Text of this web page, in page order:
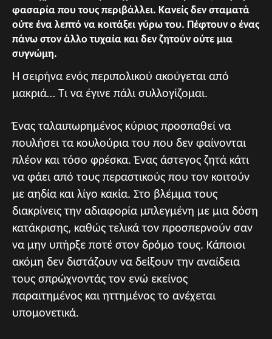
φασαρία που τους περιβάλλει. Κανείς δεν σταματά
ούτε ένα λεπτό να κοιτάξει γύρω του. Πέφτουν ο ένας
πάνω στον άλλο τυχαία και δεν ζητούν ούτε μια
συγνώμη.
Η σειρήνα ενός περιπολικού ακούγεται από
μακριά… Τι να έγινε πάλι συλλογίζομαι.
Ένας ταλαιπωρημένος κύριος προσπαθεί να
πουλήσει τα κουλούρια του που δεν φαίνονται
πλέον και τόσο φρέσκα. Ένας άστεγος ζητά κάτι
να φάει από τους περαστικούς που τον κοιτούν
με αηδία και λίγο κακία. Στο βλέμμα τους
διακρίνεις την αδιαφορία μπλεγμένη με μια δόση
κατάκρισης, καθώς τελικά τον προσπερνούν σαν
να μην υπήρξε ποτέ στον δρόμο τους. Κάποιοι
ακόμη δεν διστάζουν να δείξουν την αναίδεια
τους σπρώχνοντάς τον ενώ εκείνος
παραιτημένος και ηττημένος το ανέχεται
υπομονετικά.